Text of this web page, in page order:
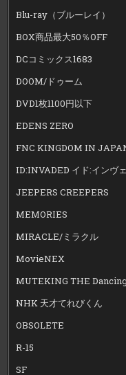
Blu-ray（ブルーレイ）
BOX商品最大50％OFF
DCコミックス1683
DOOM/ドゥーム
DVD1枚1100円以下
EDENS ZERO
FNC KINGDOM IN
ID:INVADED イド:インヴ
JEEPERS CREEPERS
MEMORIES
MIRACLE/ミラクル
MovieNEX
MUTEKING THE
NHK 天才てれびくん
OBSOLETE
R-15
SF